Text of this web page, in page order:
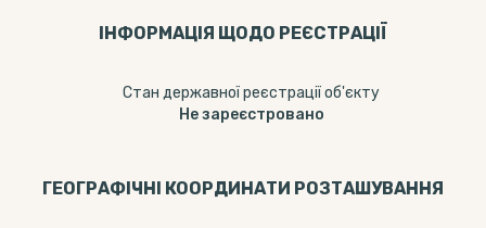
ІНФОРМАЦІЯ ЩОДО РЕЄСТРАЦІЇ
Стан державної реєстрації об'єкту
Не зареєстровано
ГЕОГРАФІЧНІ КООРДИНАТИ РОЗТАШУВАННЯ